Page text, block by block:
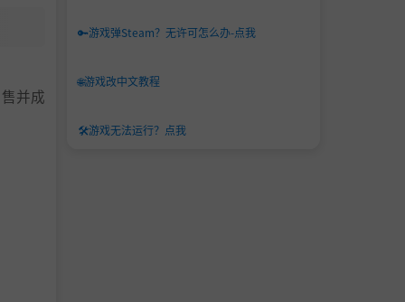
并成
🔑游戏弹Steam？无许可怎么办-点我
🌐游戏改中文教程
🛠️游戏无法运行？点我